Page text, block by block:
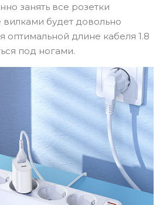
занять все розетки
будет довольно
оптимальной длине кабеля 1.8
под ногами.